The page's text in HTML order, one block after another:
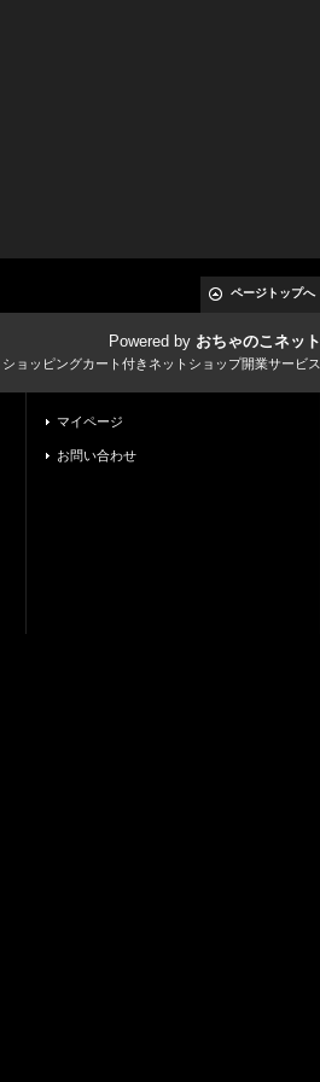
ページトップへ
Powered by おちゃのこネット
ョッピングカート付きネットショップ開業サービス
マイページ
お問い合わせ